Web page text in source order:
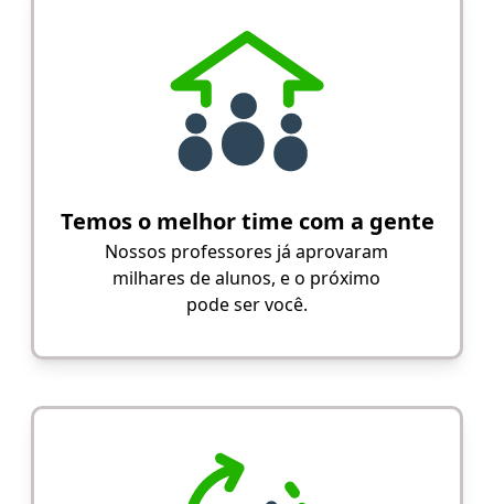
Temos o melhor time com a gente
Nossos professores já aprovaram
milhares de alunos, e o próximo
pode ser você.